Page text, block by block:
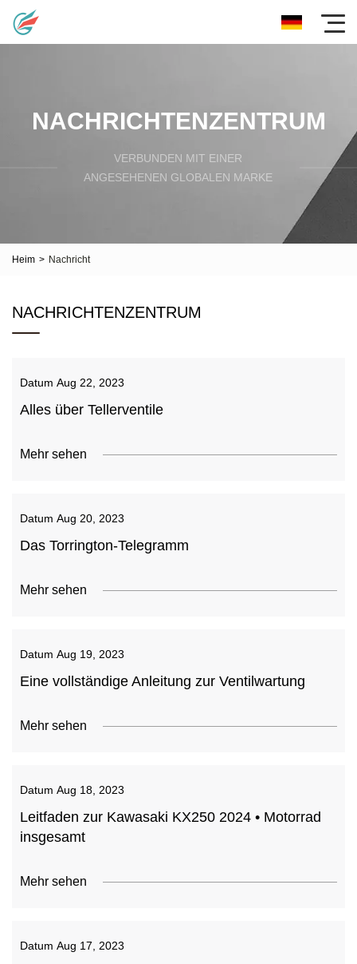
NACHRICHTENZENTRUM
VERBUNDEN MIT EINER
ANGESEHENEN GLOBALEN MARKE
Heim > Nachricht
NACHRICHTENZENTRUM
Datum Aug 22, 2023
Alles über Tellerventile
Mehr sehen
Datum Aug 20, 2023
Das Torrington-Telegramm
Mehr sehen
Datum Aug 19, 2023
Eine vollständige Anleitung zur Ventilwartung
Mehr sehen
Datum Aug 18, 2023
Leitfaden zur Kawasaki KX250 2024 • Motorrad
insgesamt
Mehr sehen
Datum Aug 17, 2023